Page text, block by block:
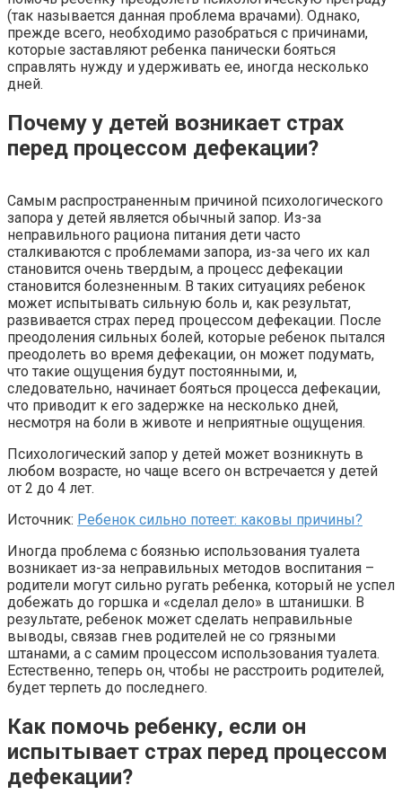
(так называется данная проблема врачами). Однако,
прежде всего, необходимо разобраться с причинами,
которые заставляют ребенка панически бояться
справлять нужду и удерживать ее, иногда несколько
дней.
Почему у детей возникает страх
перед процессом дефекации?
Самым распространенным причиной психологического
запора у детей является обычный запор. Из-за
неправильного рациона питания дети часто
сталкиваются с проблемами запора, из-за чего их кал
становится очень твердым, а процесс дефекации
становится болезненным. В таких ситуациях ребенок
может испытывать сильную боль и, как результат,
развивается страх перед процессом дефекации. После
преодоления сильных болей, которые ребенок пытался
преодолеть во время дефекации, он может подумать,
что такие ощущения будут постоянными, и,
следовательно, начинает бояться процесса дефекации,
что приводит к его задержке на несколько дней,
несмотря на боли в животе и неприятные ощущения.
Психологический запор у детей может возникнуть в
любом возрасте, но чаще всего он встречается у детей
от 2 до 4 лет.
Источник: Ребенок сильно потеет: каковы причины?
Иногда проблема с боязнью использования туалета
возникает из-за неправильных методов воспитания –
родители могут сильно ругать ребенка, который не успел
добежать до горшка и «сделал дело» в штанишки. В
результате, ребенок может сделать неправильные
выводы, связав гнев родителей не со грязными
штанами, а с самим процессом использования туалета.
Естественно, теперь он, чтобы не расстроить родителей,
будет терпеть до последнего.
Как помочь ребенку, если он
испытывает страх перед процессом
дефекации?